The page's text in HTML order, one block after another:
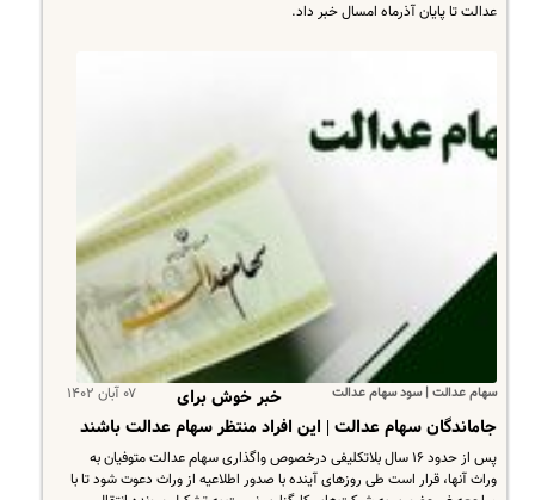
عدالت تا پایان آذرماه امسال خبر داد.
سهام عدالت | سود سهام عدالت ۰۷ آبان ۱۴۰۲
خبر خوش برای
جاماندگان سهام عدالت | این افراد منتظر سهام عدالت باشند
پس از حدود ۱۶ سال بلاتکلیفی درخصوص واگذاری سهام عدالت متوفیان به
وراث آنها، قرار است طی روزهای آینده با صدور اطلاعیه از وراث دعوت شود تا با